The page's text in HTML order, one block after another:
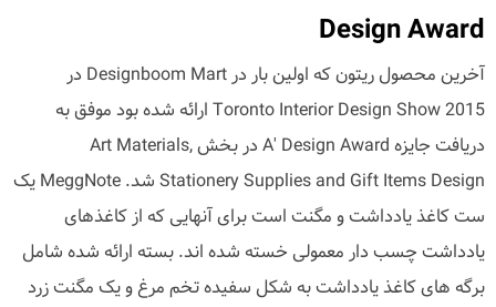
Design Award
آخرین محصول ریتون که اولین بار در Designboom Mart در
Toronto Interior Design Show 2015 ارائه شده بود موفق به
دریافت جایزه A' Design Award در بخش Art Materials,
Stationery Supplies and Gift Items Design شد. MeggNote یک
ست کاغذ یادداشت و مگنت است برای آنهایی که از کاغذهای
یادداشت چسب دار معمولی خسته شده اند. بسته ارائه شده شامل
برگه های کاغذ یادداشت به شکل سفیده تخم مرغ و یک مگنت زرد